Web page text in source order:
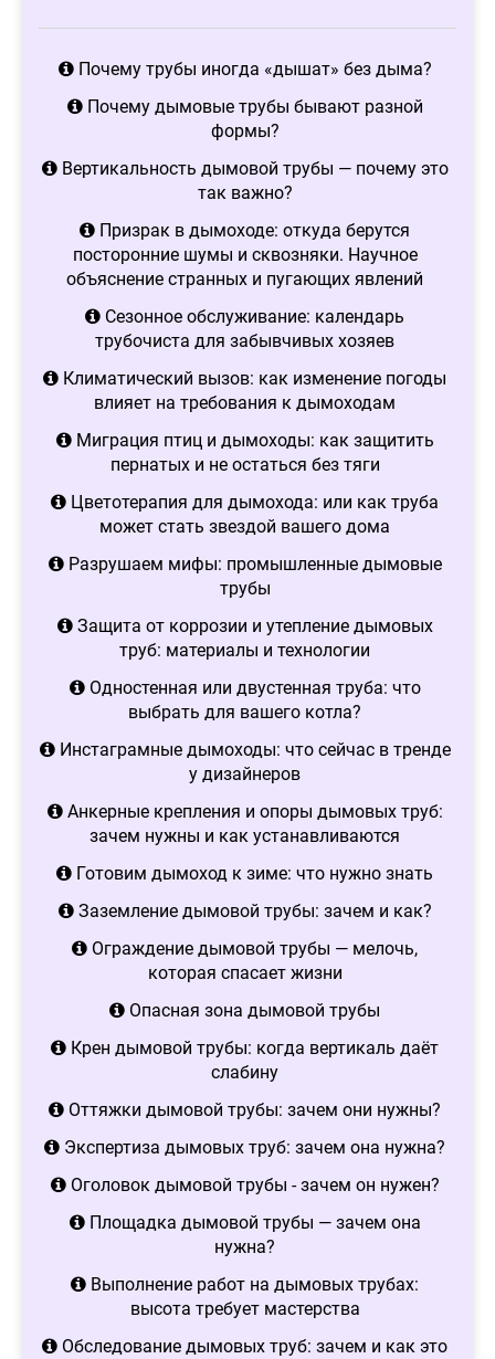
Почему трубы иногда «дышат» без дыма?
Почему дымовые трубы бывают разной
формы?
Вертикальность дымовой трубы — почему это
так важно?
Призрак в дымоходе: откуда берутся
посторонние шумы и сквозняки. Научное
объяснение странных и пугающих явлений
Сезонное обслуживание: календарь
трубочиста для забывчивых хозяев
Климатический вызов: как изменение погоды
влияет на требования к дымоходам
Миграция птиц и дымоходы: как защитить
пернатых и не остаться без тяги
Цветотерапия для дымохода: или как труба
может стать звездой вашего дома
Разрушаем мифы: промышленные дымовые
трубы
Защита от коррозии и утепление дымовых
труб: материалы и технологии
Одностенная или двустенная труба: что
выбрать для вашего котла?
Инстаграмные дымоходы: что сейчас в тренде
у дизайнеров
Анкерные крепления и опоры дымовых труб:
зачем нужны и как устанавливаются
Готовим дымоход к зиме: что нужно знать
Заземление дымовой трубы: зачем и как?
Ограждение дымовой трубы — мелочь,
которая спасает жизни
Опасная зона дымовой трубы
Крен дымовой трубы: когда вертикаль даёт
слабину
Оттяжки дымовой трубы: зачем они нужны?
Экспертиза дымовых труб: зачем она нужна?
Оголовок дымовой трубы - зачем он нужен?
Площадка дымовой трубы — зачем она
нужна?
Выполнение работ на дымовых трубах:
высота требует мастерства
Обследование дымовых труб: зачем и как это